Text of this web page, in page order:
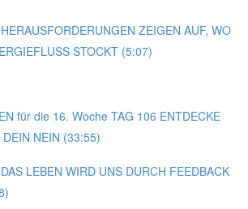
ZEIGEN AUF, WO
STOCKT (5:07)
für die 16. Woche TAG 106 ENTDECKE
NEIN (33:55)
LEBEN WIRD UNS DURCH FEEDBACK